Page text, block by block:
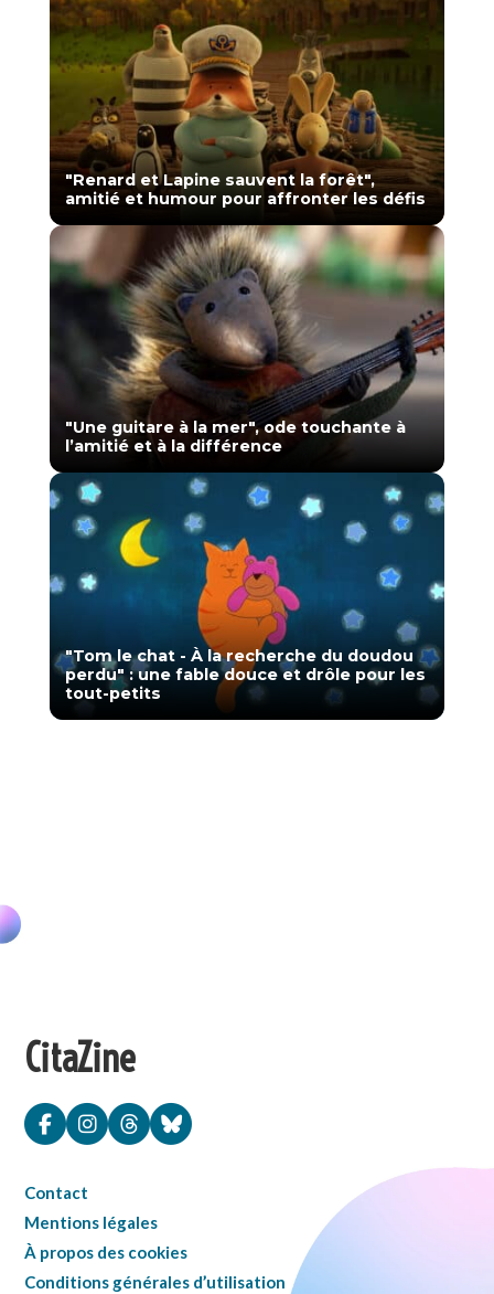
"Renard et Lapine sauvent la forêt",
amitié et humour pour affronter les défis
"Une guitare à la mer", ode touchante à
l’amitié et à la différence
"Tom le chat - À la recherche du doudou
perdu" : une fable douce et drôle pour les
tout-petits
CitaZine
Contact
Mentions légales
À propos des cookies
Conditions générales d’utilisation